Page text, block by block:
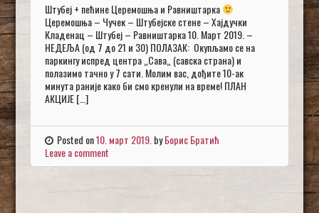
Штубеј + пећине Церемошња и Равништарка
Церемошња – Чучек – Штубејске стене – Хајдучки
Кладенац – Штубеј – Равништарка 10. Март 2019. –
НЕДЕЉА (од 7 до 21 и 30) ПОЛАЗАК: Окупљамо се на
паркингу испред центра „Сава„ (савска страна) и
полазимо тачно у 7 сати. Молим вас, дођите 10-ак
минута раније како би смо кренули на време! ПЛАН
АКЦИЈЕ […]
Posted on10. март 2019. byБорис Братић
Leave a comment